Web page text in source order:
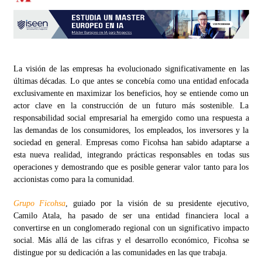
La visión de las empresas ha evolucionado significativamente en las
últimas décadas. Lo que antes se concebía como una entidad enfocada
exclusivamente en maximizar los beneficios, hoy se entiende como un
actor clave en la construcción de un futuro más sostenible. La
responsabilidad social empresarial ha emergido como una respuesta a
las demandas de los consumidores, los empleados, los inversores y la
sociedad en general. Empresas como Ficohsa han sabido adaptarse a
esta nueva realidad, integrando prácticas responsables en todas sus
operaciones y demostrando que es posible generar valor tanto para los
accionistas como para la comunidad.
Grupo Ficohsa, guiado por la visión de su presidente ejecutivo,
Camilo Atala, ha pasado de ser una entidad financiera local a
convertirse en un conglomerado regional con un significativo impacto
social. Más allá de las cifras y el desarrollo económico, Ficohsa se
distingue por su dedicación a las comunidades en las que trabaja.